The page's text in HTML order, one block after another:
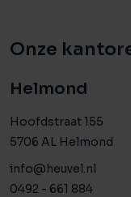
Onze
Helmond
Hoofdstraat 155
5706 AL Helmond
info@heuvel.nl
0492 - 661 884